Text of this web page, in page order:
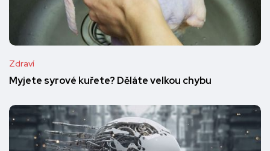
Zdraví
Myjete syrové kuřete? Děláte velkou chybu